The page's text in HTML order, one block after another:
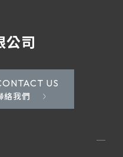
公司
US
絡我們